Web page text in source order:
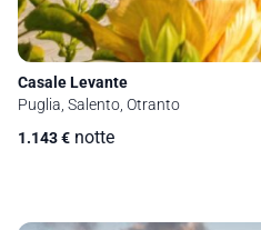
Casale Levante
Puglia, Salento, Otranto
1.143€ notte